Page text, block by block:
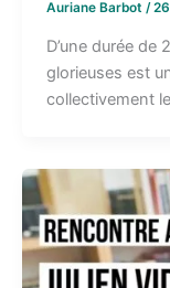
Auriane Barbot /
D’une durée
glorieuses est
collectivement